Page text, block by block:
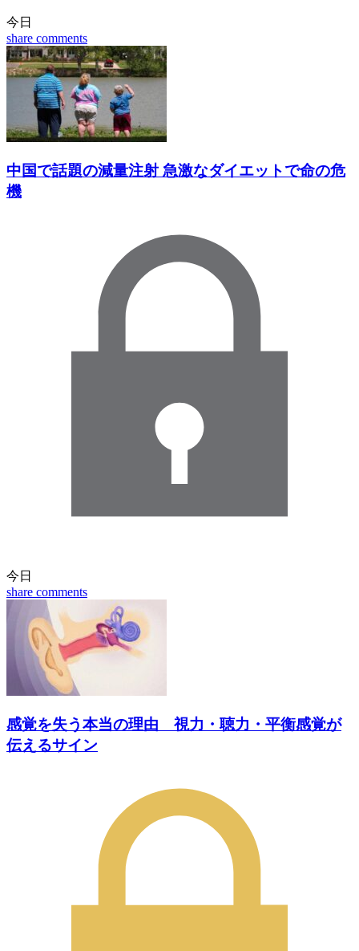
今日
share comments
中国で話題の減量注射 急激なダイエットで命の危
機
今日
share comments
感覚を失う本当の理由 視力・聴力・平衡感覚が
伝えるサイン